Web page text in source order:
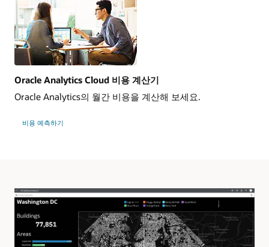
Oracle Analytics Cloud 비용 계산기
Oracle Analytics의 월간 비용을 계산해 보세요.
비용 예측하기